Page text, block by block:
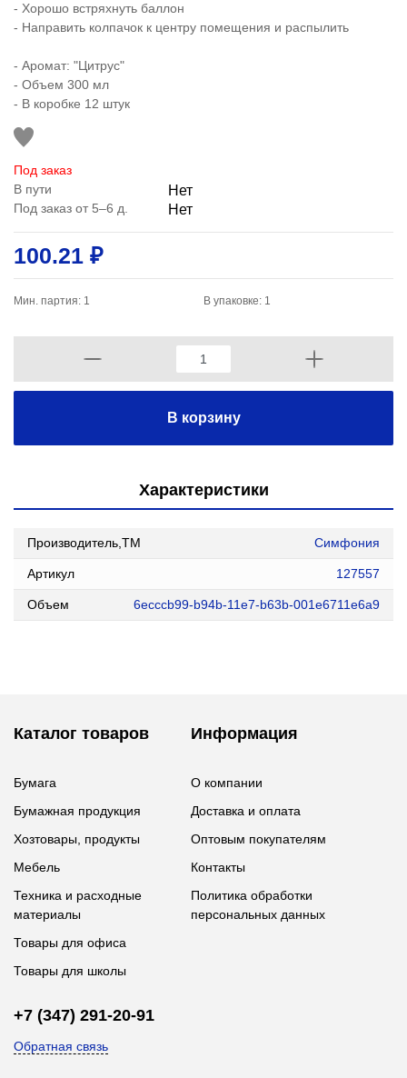
- Хорошо встряхнуть баллон
- Направить колпачок к центру помещения и распылить
- Аромат: "Цитрус"
- Объем 300 мл
- В коробке 12 штук
Под заказ
В пути
Нет
Под заказ от 5–6 д. Нет
100.21 ₽
Мин. партия: 1 В упаковке: 1
В корзину
Характеристики
Производитель,ТМ Симфония
Артикул 127557
Объем 6ecccb99-b94b-11e7-b63b-001e6711e6a9
Каталог товаров
Бумага
Бумажная продукция
Хозтовары, продукты
Мебель
Техника и расходные
материалы
Товары для офиса
Товары для школы
Информация
О компании
Доставка и оплата
Оптовым покупателям
Контакты
Политика обработки
персональных данных
+7 (347) 291-20-91
Обратная связь